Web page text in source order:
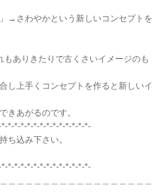
→さわやかという新しいコンセプトを
ありきたりで古くさいイメージのも
し上手くコンセプトを作ると新しいイ
きあがるのです。
*-*-*-*-*-*-*-*-*-*-*-*-*-
込み下さい。
*-*-*-*-*-*-*-*-*-*-*-*-*-